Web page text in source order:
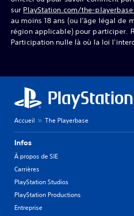
sur PlayStation.com/the-
au moins 18 ans (ou l'âge légal de
région applicable) pour participer.
Participation nulle là où la loi
Accueil The Playerbase
Infos
À propos de SIE
Carrières
PlayStation Studios
PlayStation Productions
Entreprise